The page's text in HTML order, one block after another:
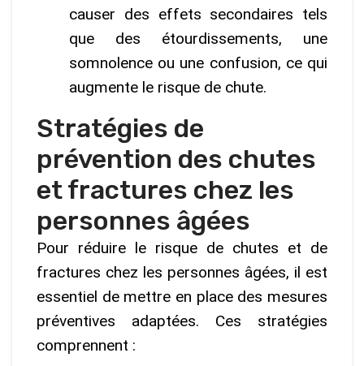
causer des effets secondaires tels
que des étourdissements, une
somnolence ou une confusion, ce qui
augmente le risque de chute.
Stratégies de
prévention des chutes
et fractures chez les
personnes âgées
Pour réduire le risque de chutes et de
fractures chez les personnes âgées, il est
essentiel de mettre en place des mesures
préventives adaptées. Ces stratégies
comprennent :